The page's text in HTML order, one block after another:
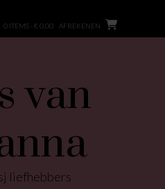
0 ITEMS - € 0,00 AFREKENEN
van
liefhebbers